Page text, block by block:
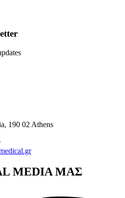
190 02 Athens
MEDIA ΜΑΣ